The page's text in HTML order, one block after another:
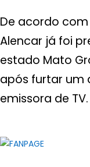
De acordo com
Alencar já foi
estado Mato
após furtar um
emissora de TV.